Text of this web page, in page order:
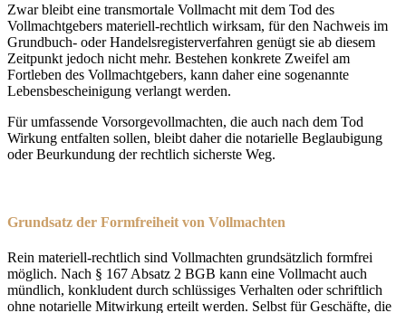
Zwar bleibt eine transmortale Vollmacht mit dem Tod des
Vollmachtgebers materiell-rechtlich wirksam, für den Nachweis im
Grundbuch- oder Handelsregisterverfahren genügt sie ab diesem
Zeitpunkt jedoch nicht mehr. Bestehen konkrete Zweifel am
Fortleben des Vollmachtgebers, kann daher eine sogenannte
Lebensbescheinigung verlangt werden.
Für umfassende Vorsorgevollmachten, die auch nach dem Tod
Wirkung entfalten sollen, bleibt daher die notarielle Beglaubigung
oder Beurkundung der rechtlich sicherste Weg.
Grundsatz der Formfreiheit von Vollmachten
Rein materiell-rechtlich sind Vollmachten grundsätzlich formfrei
möglich. Nach § 167 Absatz 2 BGB kann eine Vollmacht auch
mündlich, konkludent durch schlüssiges Verhalten oder schriftlich
ohne notarielle Mitwirkung erteilt werden. Selbst für Geschäfte, die